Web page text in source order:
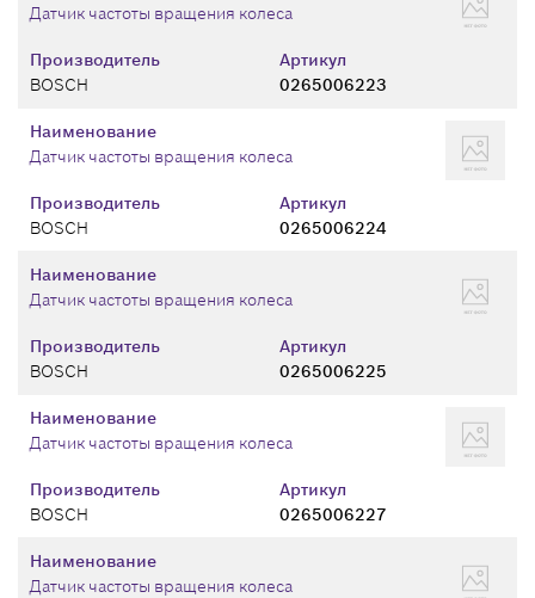
Производитель
BOSCH
Артикул
0265006223
Датчик частоты вращения колеса
Производитель
BOSCH
Артикул
0265006224
Наименование
Датчик частоты вращения колеса
Производитель
BOSCH
Артикул
0265006225
Наименование
Датчик частоты вращения колеса
Производитель
BOSCH
Артикул
0265006227
Наименование
Датчик частоты вращения колеса
Наименование
Датчик частоты вращения колеса